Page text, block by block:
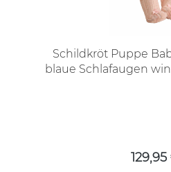
Schildkröt Puppe
blaue Schlafaugen